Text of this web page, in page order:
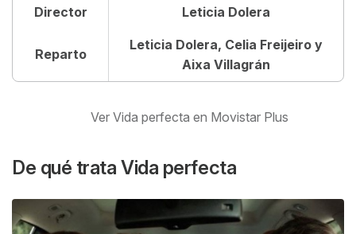
Director Leticia Dolera
Reparto
Leticia Dolera, Celia Freijeiro y
Aixa Villagrán
Ver Vida perfecta en Movistar Plus
De qué trataVida perfecta